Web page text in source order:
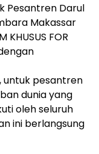
Pesantren Darul
Makassar
FOR
untuk pesantren
dunia yang
oleh seluruh
ini berlangsung